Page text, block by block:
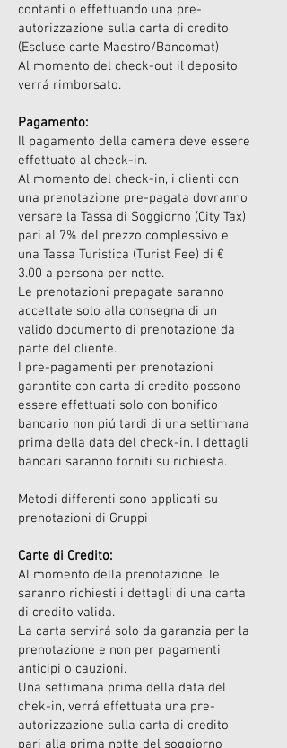
contanti o effettuando una pre-
autorizzazione sulla carta di credito
(Escluse carte Maestro/Bancomat)
Al momento del check-out il deposito
verrá rimborsato.
Pagamento:
Il pagamento della camera deve essere
effettuato al check-in.
Al momento del check-in, i clienti con
una prenotazione pre-pagata dovranno
versare la Tassa di Soggiorno (City Tax)
pari al 7% del prezzo complessivo e
una Tassa Turistica (Turist Fee) di €
3.00 a persona per notte.
Le prenotazioni prepagate saranno
accettate solo alla consegna di un
valido documento di prenotazione da
parte del cliente.
I pre-pagamenti per prenotazioni
garantite con carta di credito possono
essere effettuati solo con bonifico
bancario non piú tardi di una settimana
prima della data del check-in. I dettagli
bancari saranno forniti su richiesta.
Metodi differenti sono applicati su
prenotazioni di Gruppi
Carte di Credito:
Al momento della prenotazione, le
saranno richiesti i dettagli di una carta
di credito valida.
La carta servirá solo da garanzia per la
prenotazione e non per pagamenti,
anticipi o cauzioni.
Una settimana prima della data del
chek-in, verrá effettuata una pre-
autorizzazione sulla carta di credito
pari alla prima notte del soggiorno